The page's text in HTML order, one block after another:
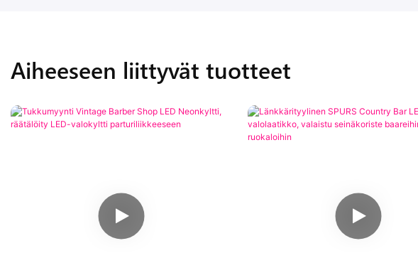
Aiheeseen liittyvät tuotteet